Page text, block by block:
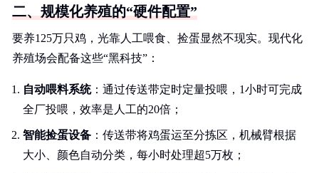
二、规模化养殖的“硬件配置”
要养125万只鸡，光靠人工喂食、捡蛋显然不现实。现代化
养殖场会配备这些“黑科技”：
自动喂料系统：通过传送带定时定量投喂，1小时可完成
全厂投喂，效率是人工的20倍；
智能捡蛋设备 ：传送带将鸡蛋运至分拣区，机械臂根据
大小、颜色自动分类，每小时处理超5万枚；